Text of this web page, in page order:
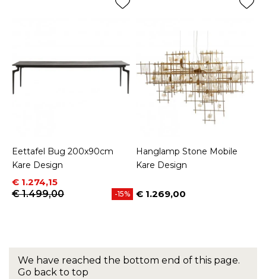
Eettafel Bug 200x90cm
Kare Design
Prijs
€ 1.274,15
Normale prijs
€ 1.499,00
-15%
Hanglamp Stone Mobile
Kare Design
Prijs
€ 1.269,00
We have reached the bottom end of this page.
Go back to top